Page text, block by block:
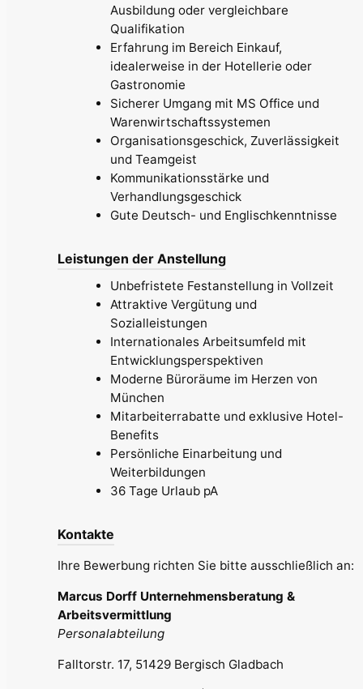
Ausbildung oder vergleichbare
Qualifikation
Erfahrung im Bereich Einkauf,
idealerweise in der Hotellerie oder
Gastronomie
Sicherer Umgang mit MS Office und
Warenwirtschaftssystemen
Organisationsgeschick, Zuverlässigkeit
und Teamgeist
Kommunikationsstärke und
Verhandlungsgeschick
Gute Deutsch- und Englischkenntnisse
Leistungen der Anstellung
Unbefristete Festanstellung in Vollzeit
Attraktive Vergütung und
Sozialleistungen
Internationales Arbeitsumfeld mit
Entwicklungsperspektiven
Moderne Büroräume im Herzen von
München
Mitarbeiterrabatte und exklusive Hotel-
Benefits
Persönliche Einarbeitung und
Weiterbildungen
36 Tage Urlaub pA
Kontakte
Ihre Bewerbung richten Sie bitte ausschließlich an:
Marcus Dorff Unternehmensberatung &
Arbeitsvermittlung
Personalabteilung
Falltorstr. 17, 51429 Bergisch Gladbach